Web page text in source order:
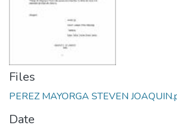
Files
PEREZ MAYORGA STEVEN
Date